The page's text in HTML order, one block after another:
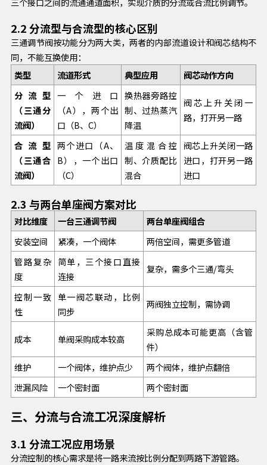
2.2 分流型与合流型的核心区别
三通调节阀按功能分为两大类，两者的内部流道设计和阀芯结构不
同，不能互换使用：
类型
流道形式 典型应用
阀芯动作方向
分流型
（三通分
流阀）
一个进口
（A），两个出
口（B、C）
换热器旁路控
制、过热蒸汽
降温
阀芯上升关闭一
路，打开另一路
合流型
（三通合
流阀）
两个进口（A、
B），一个出口
（C）
温度混合控
制、介质配比
混合
阀芯上升关闭一路
进口，打开另一路
进口
2.3 与两台单座阀方案对比
对比维度 一台三通调节阀
两台单座阀组合
安装空间
紧凑，一个阀体
两倍空间，需更多管道
管路复杂
度
简单，三个接口直接
连接
复杂，需多个三通/弯头
控制一致
性
单一阀芯联动，比例
同步
两阀独立控制，需协调
成本 单阀采购成本较高
采购总成本可能更高（含管
件）
维护
一个阀体，维护点少
两个阀体，维护点翻倍
泄漏风险
一个密封面 两个密封面
三、分流与合流工况深度解析
3.1 分流工况应用场景
分流控制的核心需求是将一路来流按比例分配到两路下游管路。